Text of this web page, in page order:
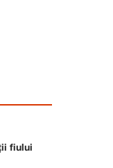
fiului